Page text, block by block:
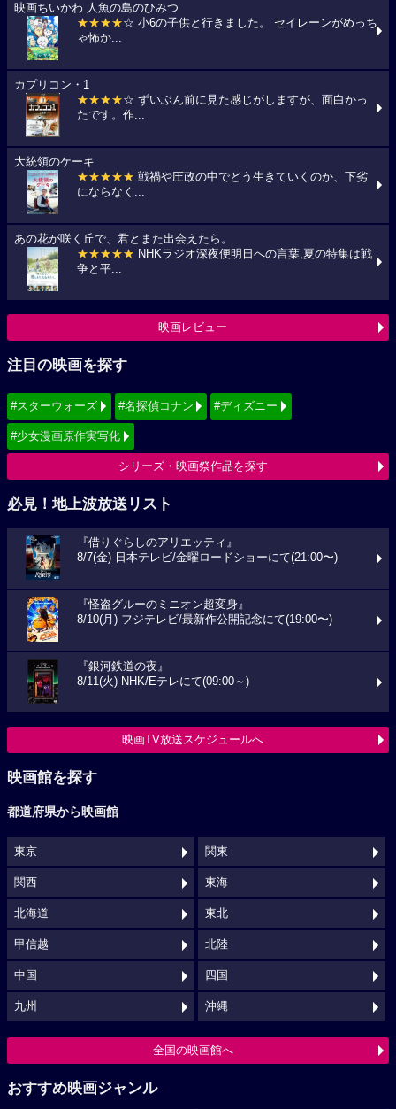
映画ちいかわ 人魚の島のひみつ
★★★★☆ 小6の子供と行きました。 セイレーンがめっち
ゃ怖か...
カプリコン・1
★★★★☆ ずいぶん前に見た感じがしますが、面白かっ
たです。作...
大統領のケーキ
★★★★★ 戦禍や圧政の中でどう生きていくのか、下劣
にならなく...
あの花が咲く丘で、君とまた出会えたら。
★★★★★ NHKラジオ深夜便明日への言葉,夏の特集は戦
争と平...
映画レビュー
注目の映画を探す
#スターウォーズ #名探偵コナン #ディズニー
#少女漫画原作実写化
シリーズ・映画祭作品を探す
必見！地上波放送リスト
『借りぐらしのアリエッティ』
8/7(金) 日本テレビ/金曜ロードショーにて(21:00〜)
『怪盗グルーのミニオン超変身』
8/10(月) フジテレビ/最新作公開記念にて(19:00〜)
『銀河鉄道の夜』
8/11(火) NHK/Eテレにて(09:00～)
映画TV放送スケジュールへ
映画館を探す
都道府県から映画館
東京 関東
関西 東海
北海道 東北
甲信越 北陸
中国 四国
九州 沖縄
全国の映画館へ
おすすめ映画ジャンル